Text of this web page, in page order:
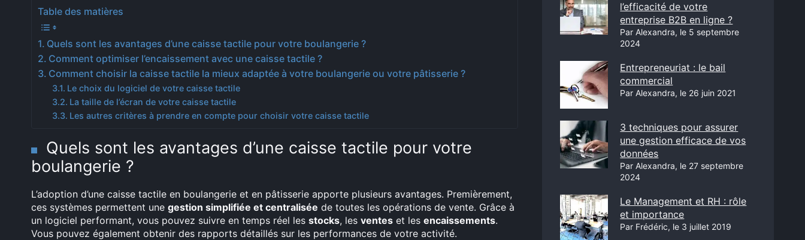
Table des matières
Quels sont les avantages d’une caisse tactile pour votre boulangerie ?
Comment optimiser l’encaissement avec une caisse tactile ?
Comment choisir la caisse tactile la mieux adaptée à votre boulangerie ou votre pâtisserie ?
Le choix du logiciel de votre caisse tactile
La taille de l’écran de votre caisse tactile
Les autres critères à prendre en compte pour choisir votre caisse tactile
Quels sont les avantages d’une caisse tactile pour votre
boulangerie ?
L’adoption d’une caisse tactile en boulangerie et en pâtisserie apporte plusieurs avantages. Premièrement,
ces systèmes permettent une gestion simplifiée et centralisée de toutes les opérations de vente. Grâce à
un logiciel performant, vous pouvez suivre en temps réel les stocks, les ventes et les encaissements.
Vous pouvez également obtenir des rapports détaillés sur les performances de votre activité.
l’efficacité de votre
entreprise B2B en ligne ?
Par Alexandra, le 5 septembre
2024
Entrepreneuriat : le bail
commercial
Par Alexandra, le 26 juin 2021
3 techniques pour assurer
une gestion efficace de vos
données
Par Alexandra, le 27 septembre
2024
Le Management et RH : rôle
et importance
Par Frédéric, le 3 juillet 2019